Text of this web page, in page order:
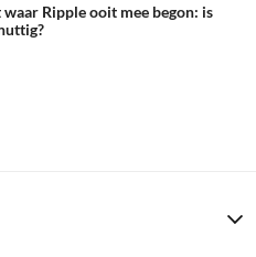
Ripple ooit mee begon: is